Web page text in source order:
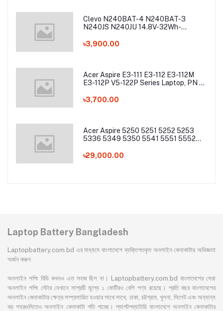
Clevo N240BAT-4 N240BAT-3
N240JS N240JU 14.8V-32Wh-
৳3,900.00
Acer Aspire E3-111 E3-112 E3-112M
E3-112P V5-122P Series Laptop, PN -
৳3,700.00
Acer Aspire 5250 5251 5252 5253
5336 5349 5350 5541 5551 5552
5745 5749 5750 5755 5760 7251
৳29,000.00
Laptop Battery Bangladesh
Laptopbattery.com.bd এর মাধ্যমে বাংলাদেশে ব্যক্তিগতকৃত অনলাইন কেনাকাটার অভিজ্ঞতা
অর্জন করুন
অনলাইন শপিং বিডি কখনও এত সহজ ছিল না। Laptopbattery.com.bd বাংলাদেশের সেরা
অনলাইন শপিং স্টোর যেখানে সাশ্রয়ী মূল্যে ১ কোটিরও বেশি পণ্য রয়েছে। প্রতি বছর বাংলাদেশের
অনলাইন কেনাকাটার ক্ষেত্র সম্প্রসারিত হওয়ার সাথে সাথে, ঢাকা, চট্টগ্রাম, খুলনা, সিলেট এবং অন্যান্য
বড় শহরগুলিতেও অনলাইন কেনাকাটা গতি পাচ্ছে। ল্যাপটপব্যাটারি বাংলাদেশে অনলাইন কেনাকাটার